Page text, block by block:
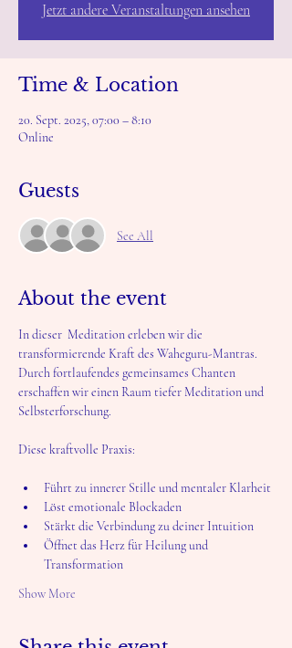
Jetzt andere Veranstaltungen ansehen
Time & Location
20. Sept. 2025, 07:00 – 8:10
Online
Guests
See All
About the event
In dieser  Meditation erleben wir die
transformierende Kraft des Waheguru-Mantras.
Durch fortlaufendes gemeinsames Chanten
erschaffen wir einen Raum tiefer Meditation und
Selbsterforschung.
Diese kraftvolle Praxis:
Führt zu innerer Stille und mentaler Klarheit
Löst emotionale Blockaden
Stärkt die Verbindung zu deiner Intuition
Öffnet das Herz für Heilung und
Transformation
Show More